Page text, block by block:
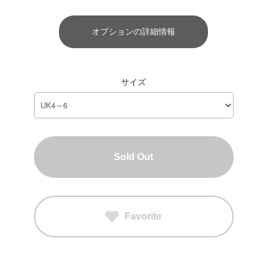
オプションの詳細情報
サイズ
Sold Out
Favorite